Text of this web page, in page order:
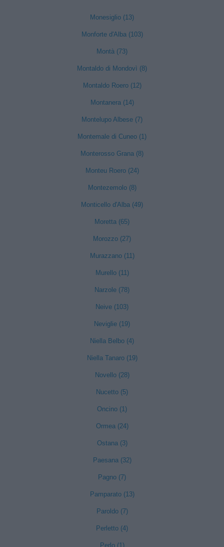
Monesiglio (13)
Monforte d'Alba (103)
Montà (73)
Montaldo di Mondovì (8)
Montaldo Roero (12)
Montanera (14)
Montelupo Albese (7)
Montemale di Cuneo (1)
Monterosso Grana (8)
Monteu Roero (24)
Montezemolo (8)
Monticello d'Alba (49)
Moretta (65)
Morozzo (27)
Murazzano (11)
Murello (11)
Narzole (78)
Neive (103)
Neviglie (19)
Niella Belbo (4)
Niella Tanaro (19)
Novello (28)
Nucetto (5)
Oncino (1)
Ormea (24)
Ostana (3)
Paesana (32)
Pagno (7)
Pamparato (13)
Paroldo (7)
Perletto (4)
Perlo (1)